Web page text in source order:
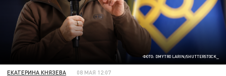
ФОТО: DMYTRO LARIN/SHUTTERSTOCK_
ЕКАТЕРИНА КНЯЗЕВА 08 МАЯ 12:07